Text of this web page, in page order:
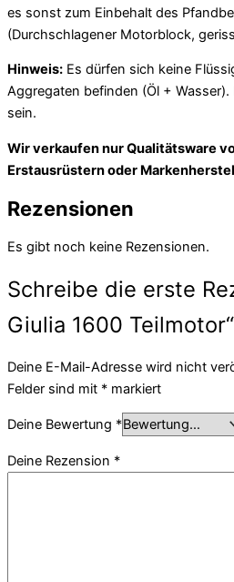
es sonst zum Einbehalt des
(Durchschlagener Motorblock,
Hinweis: Es dürfen sich keine
Aggregaten befinden (Öl +
sein.
Wir verkaufen nur Qualitätsware
Erstausrüstern oder
Rezensionen
Es gibt noch keine Rezensionen.
Schreibe die erste
Giulia 1600 Teilmotor“
Deine E-Mail-Adresse wird nicht
Felder sind mit * markiert
Deine Bewertung *
Deine Rezension *